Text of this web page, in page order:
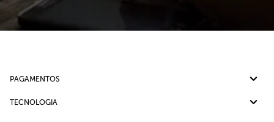
PAGAMENTOS
Pix
TECNOLOGIA